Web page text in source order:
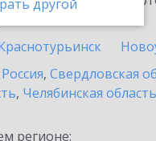
другой
Россия, Свердловская
, Челябинская область
регионе: